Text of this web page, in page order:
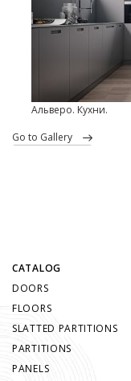
Альверо. Кухни.
go to Gallery
CATALOG
DOORS
FLOORS
SLATTED PARTITIONS
PARTITIONS
PANELS